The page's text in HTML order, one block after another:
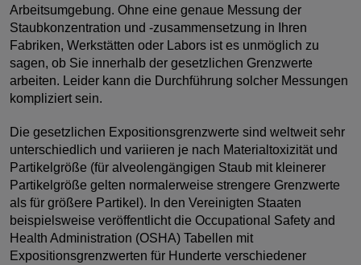
Arbeitsumgebung. Ohne eine genaue Messung der
Staubkonzentration und -zusammensetzung in Ihren
Fabriken, Werkstätten oder Labors ist es unmöglich zu
sagen, ob Sie innerhalb der gesetzlichen Grenzwerte
arbeiten. Leider kann die Durchführung solcher Messungen
kompliziert sein.
Die gesetzlichen Expositionsgrenzwerte sind weltweit sehr
unterschiedlich und variieren je nach Materialtoxizität und
Partikelgröße (für alveolengängigen Staub mit kleinerer
Partikelgröße gelten normalerweise strengere Grenzwerte
als für größere Partikel). In den Vereinigten Staaten
beispielsweise veröffentlicht die Occupational Safety and
Health Administration (OSHA) Tabellen mit
Expositionsgrenzwerten für Hunderte verschiedener